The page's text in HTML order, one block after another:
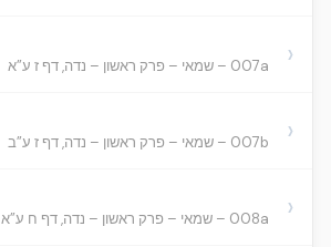
007a – שמאי – פרק ראשון – נדה, דף ז ע”א ›
007b – שמאי – פרק ראשון – נדה, דף ז ע”ב ›
008a – שמאי – פרק ראשון – נדה, דף ח ע”א ›